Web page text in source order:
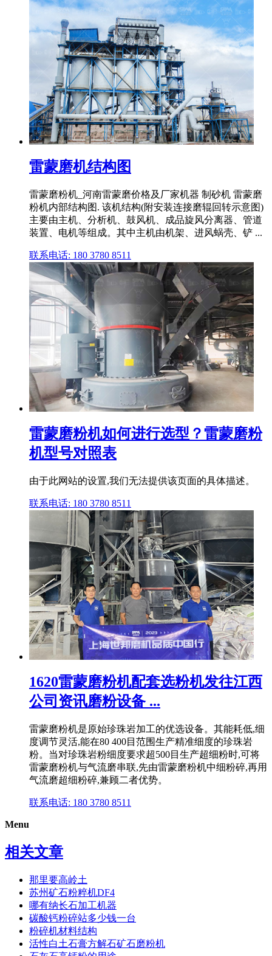
雷蒙磨机结构图
雷蒙磨粉机_河南雷蒙磨价格及厂家机器 制砂机 雷蒙磨
粉机内部结构图. 该机结构(附安装连接磨辊回转示意图)
主要由主机、分析机、鼓风机、成品旋风分离器、管道
装置、电机等组成。其中主机由机架、进风蜗壳、铲 ...
联系电话: 180 3780 8511
雷蒙磨粉机如何进行选型？雷蒙磨粉
机型号对照表
由于此网站的设置,我们无法提供该页面的具体描述。
联系电话: 180 3780 8511
1620雷蒙磨粉机配套选粉机发往江西
公司资讯磨粉设备 ...
雷蒙磨粉机是原始珍珠岩加工的优选设备。其能耗低,细
度调节灵活,能在80 400目范围生产精准细度的珍珠岩
粉。当对珍珠岩粉细度要求超500目生产超细粉时,可将
雷蒙磨粉机与气流磨串联,先由雷蒙磨粉机中细粉碎,再用
气流磨超细粉碎,兼顾二者优势。
联系电话: 180 3780 8511
Menu
相关文章
那里要高岭土
苏州矿石粉粹机DF4
哪有纳长石加工机器
碳酸钙粉碎站多少钱一台
粉碎机材料结构
活性白土石膏方解石矿石磨粉机